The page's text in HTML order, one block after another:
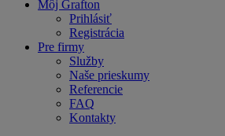
Môj Grafton
Prihlásiť
Registrácia
Pre firmy
Služby
Naše prieskumy
Referencie
FAQ
Kontakty